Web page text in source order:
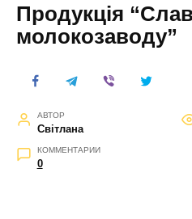
Продукція
молокозаводу”
АВТОР
Світлана
КОММЕНТАРИИ
0